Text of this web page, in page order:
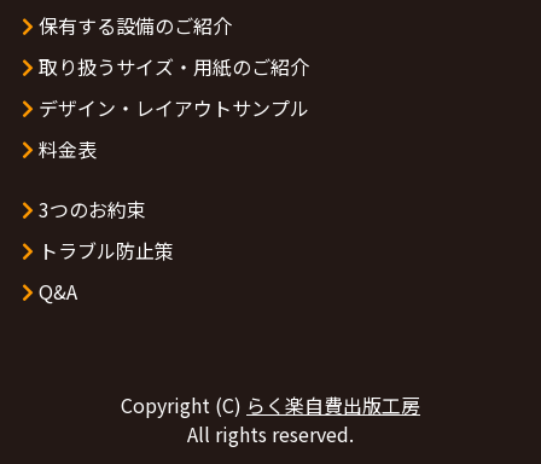
保有する設備のご紹介
取り扱うサイズ・用紙のご紹介
デザイン・レイアウトサンプル
料金表
3つのお約束
トラブル防止策
Q&A
Copyright (C) らく楽自費出版工房
All rights reserved.